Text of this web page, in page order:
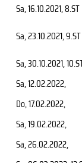
Sa, 16.10.2021, 8.ST
Sa, 23.10.2021, 9.ST
Sa, 30.10.2021,
Sa, 12.02.2022,
Do, 17.02.2022,
Sa, 19.02.2022,
Sa, 26.02.2022,